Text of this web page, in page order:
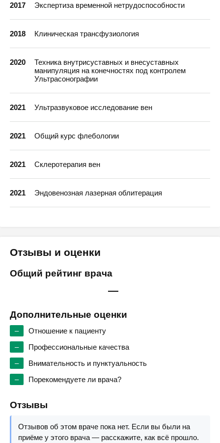
2017 Экспертиза временной нетрудоспособности
2018 Клиническая трансфузиология
2020
Техника внутрисуставных и внесуставных
манипуляция на конечностях под контролем
Ультрасонографии
2021 Ультразвуковое исследование вен
2021 Общий курс флебологии
2021 Склеротерапия вен
2021 Эндовенозная лазерная облитерация
Отзывы и оценки
Общий рейтинг врача
—
Дополнительные оценки
–
Отношение к пациенту
–
Профессиональные качества
–
Внимательность и пунктуальность
–
Порекомендуете ли врача?
Отзывы
Отзывов об этом враче пока нет. Если вы были на
приёме у этого врача — расскажите, как всё прошло.